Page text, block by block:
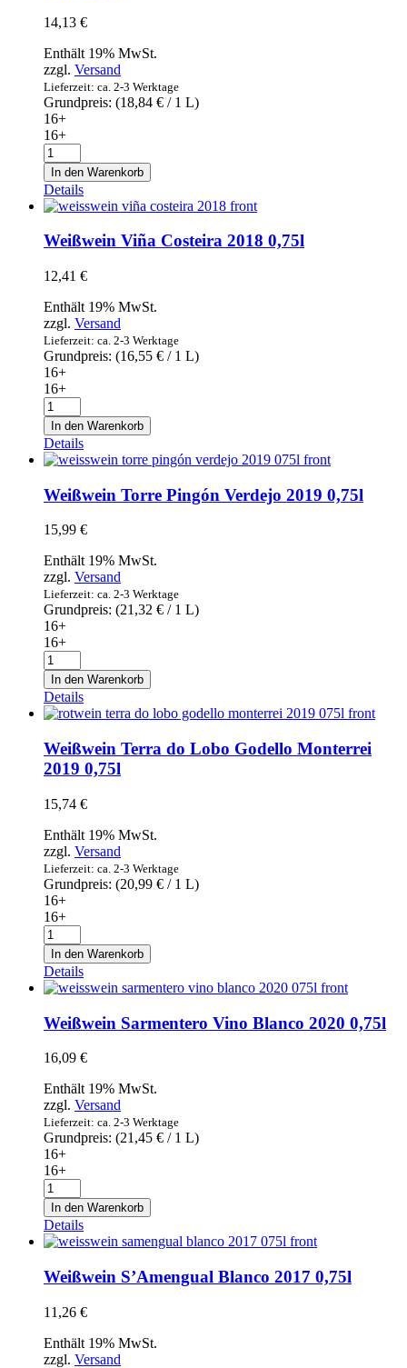
30/40
2kg
Menge
14,13 €
Enthält 19% MwSt.
zzgl. Versand
Lieferzeit: ca. 2-3 Werktage
Grundpreis: (18,84 € / 1 L)
16+
16+
Weißwein
white
Crapula
Sauvignon
Blanc
2019
0,75l
In den Warenkorb
Details
Weißwein Viña Costeira 2018 0,75l
12,41 €
Enthält 19% MwSt.
zzgl. Versand
Lieferzeit: ca. 2-3 Werktage
Grundpreis: (16,55 € / 1 L)
16+
16+
Weißwein
Viña
Costeira
2018
0,75l
Menge
In den Warenkorb
Details
Weißwein Torre Pingón Verdejo 2019 0,75l
15,99 €
Enthält 19% MwSt.
zzgl. Versand
Lieferzeit: ca. 2-3 Werktage
Grundpreis: (21,32 € / 1 L)
16+
16+
Weißwein
Torre
Pingón
Verdejo
2019
0,75l
Menge
In den Warenkorb
Details
Weißwein Terra do Lobo Godello Monterrei
2019 0,75l
15,74 €
Enthält 19% MwSt.
zzgl. Versand
Lieferzeit: ca. 2-3 Werktage
Grundpreis: (20,99 € / 1 L)
16+
16+
Weißwein
Terra
do
Lobo
Godello
Monterrei
2019
Menge
In den Warenkorb
Details
Weißwein Sarmentero Vino Blanco 2020 0,75l
16,09 €
Enthält 19% MwSt.
zzgl. Versand
Lieferzeit: ca. 2-3 Werktage
Grundpreis: (21,45 € / 1 L)
16+
16+
Weißwein
Sarmentero
Vino
Blanco
2020
0,75l
Menge
In den Warenkorb
Details
Weißwein S’Amengual Blanco 2017 0,75l
11,26 €
Enthält 19% MwSt.
zzgl. Versand